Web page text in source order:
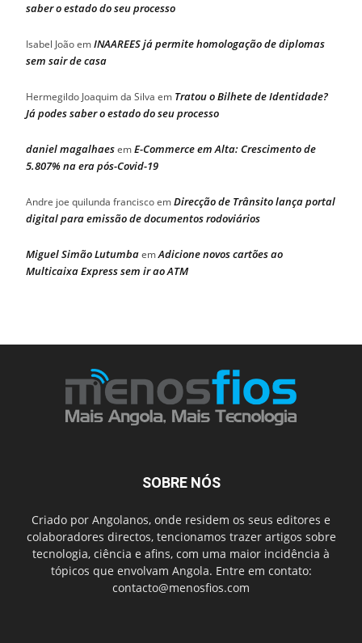
saber o estado do seu processo
Isabel JoãoemINAAREES já permite homologação de diplomas
sem sair de casa
Hermegildo Joaquim da Silva em Tratou o Bilhete de Identidade?
Já podes saber o estado do seu processo
daniel magalhaesemE-Commerce em Alta: Crescimento de
5.807% na era pós-Covid-19
Andre joe quilunda franciscoemDirecção de Trânsito lança portal
digital para emissão de documentos rodoviários
Miguel Simão LutumbaemAdicione novos cartões ao
Multicaixa Express sem ir ao ATM
SOBRE NÓS
Criado por Angolanos, onde residem os seus editores e
colaboradores directos, tencionamos trazer artigos sobre
tecnologia, ciência e afins, com uma maior incidência à
tópicos que envolvam Angola. Entre em contato:
contacto@menosfios.com